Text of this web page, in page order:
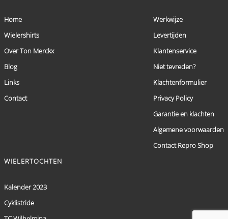
Home
Wielershirts
Over Ton Merckx
Blog
Links
Contact
Werkwijze
Levertijden
Klantenservice
Niet tevreden?
Klachtenformulier
Privacy Policy
Garantie en klachten
Algemene voorwaarden
Contact Repro Shop
WIELERTOCHTEN
Kalender 2023
Cyklistride